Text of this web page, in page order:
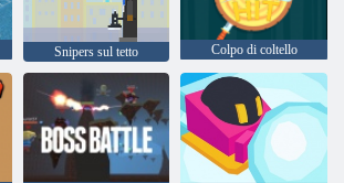
Snipers sul tetto Colpo di coltello